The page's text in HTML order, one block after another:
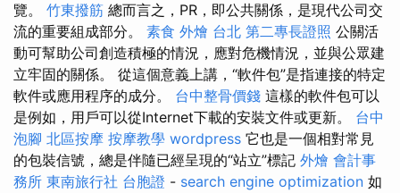
覽。 竹東撥筋 總而言之，PR，即公共關係，是現代公司交
流的重要組成部分。 素食 外燴 台北 第二專長證照 公關活
動可幫助公司創造積極的情況，應對危機情況，並與公眾建
立牢固的關係。 從這個意義上講，“軟件包”是指連接的特定
軟件或應用程序的成分。 台中整骨價錢 這樣的軟件包可以
是例如，用戶可以從Internet下載的安裝文件或更新。 台中
泡腳 北區按摩 按摩教學 wordpress 它也是一個相對常見
的包裝信號，總是伴隨已經呈現的“站立”標記 外燴 會計事
務所 東南旅行社 台胞證 - search engine optimization 如